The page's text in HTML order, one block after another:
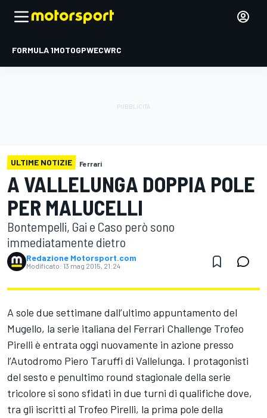
FORMULA 1MOTOGPWECWRC
ULTIME NOTIZIE Ferrari
A VALLELUNGA DOPPIA POLE
PER MALUCELLI
Bontempelli, Gai e Caso però sono
immediatamente dietro
Redazione Motorsport.com
Modificato: 13 mag 2015, 21:24
A sole due settimane dall’ultimo appuntamento del
Mugello, la serie italiana del Ferrari Challenge Trofeo
Pirelli è entrata oggi nuovamente in azione presso
l’Autodromo Piero Taruffi di Vallelunga. I protagonisti
del sesto e penultimo round stagionale della serie
tricolore si sono sfidati in due turni di qualifiche dove,
tra gli iscritti al Trofeo Pirelli, la prima pole della